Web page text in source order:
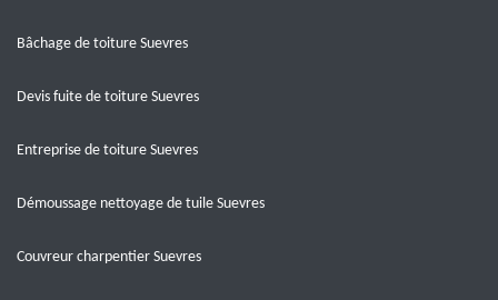
Bâchage de toiture Suevres
Devis fuite de toiture Suevres
Entreprise de toiture Suevres
Démoussage nettoyage de tuile Suevres
Couvreur charpentier Suevres